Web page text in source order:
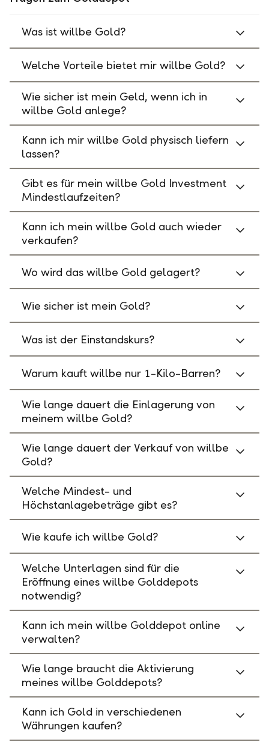
Was ist willbe Gold?
Welche Vorteile bietet mir willbe Gold?
Wie sicher ist mein Geld, wenn ich in
willbe Gold anlege?
Kann ich mir willbe Gold physisch liefern
lassen?
Gibt es für mein willbe Gold Investment
Mindestlaufzeiten?
Kann ich mein willbe Gold auch wieder
verkaufen?
Wo wird das willbe Gold gelagert?
Wie sicher ist mein Gold?
Was ist der Einstandskurs?
Warum kauft willbe nur 1-Kilo-Barren?
Wie lange dauert die Einlagerung von
meinem willbe Gold?
Wie lange dauert der Verkauf von willbe
Gold?
Welche Mindest- und
Höchstanlagebeträge gibt es?
Wie kaufe ich willbe Gold?
Welche Unterlagen sind für die
Eröffnung eines willbe Golddepots
notwendig?
Kann ich mein willbe Golddepot online
verwalten?
Wie lange braucht die Aktivierung
meines willbe Golddepots?
Kann ich Gold in verschiedenen
Währungen kaufen?